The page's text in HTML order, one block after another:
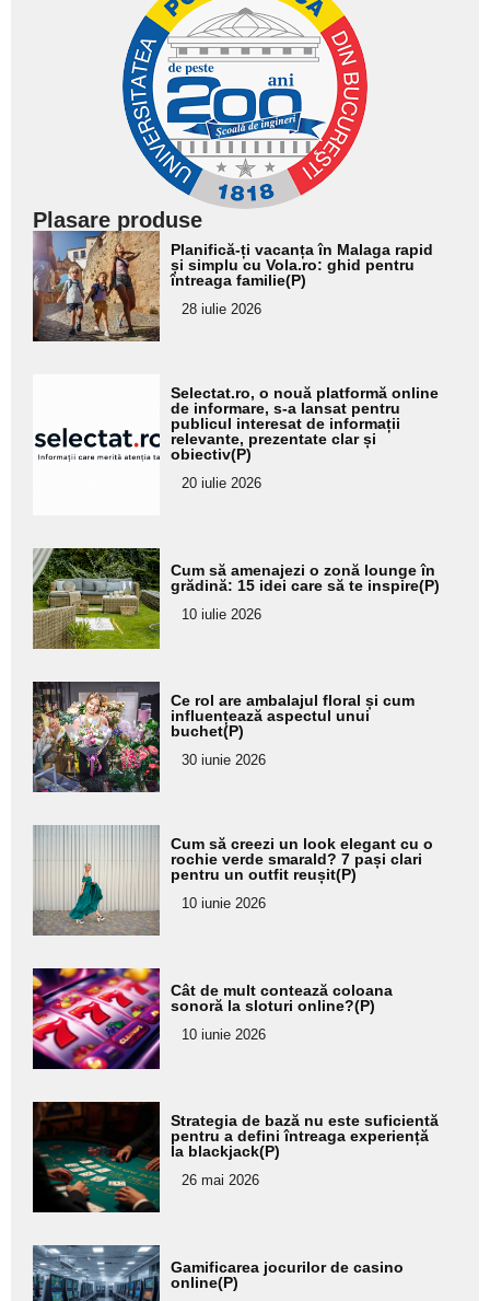
Plasare produse
Adaugă
aici textul
pentru
subtitlu
Planifică-ți vacanța în Malaga rapid
și simplu cu Vola.ro: ghid pentru
întreaga familie(P)
28 iulie 2026
pentru
subtitlu
Selectat.ro, o nouă platformă online
de informare, s-a lansat pentru
publicul interesat de informații
relevante, prezentate clar și
obiectiv(P)
20 iulie 2026
Adaugă
aici textul
pentru
subtitlu
Cum să amenajezi o zonă lounge în
grădină: 15 idei care să te inspire(P)
10 iulie 2026
Adaugă
aici textul
pentru
subtitlu
Ce rol are ambalajul floral și cum
influențează aspectul unui
buchet(P)
30 iunie 2026
Adaugă
aici textul
pentru
subtitlu
Cum să creezi un look elegant cu o
rochie verde smarald? 7 pași clari
pentru un outfit reușit(P)
10 iunie 2026
Adaugă
aici textul
pentru
subtitlu
Cât de mult contează coloana
sonoră la sloturi online?(P)
10 iunie 2026
Adaugă
aici textul
pentru
subtitlu
Strategia de bază nu este suficientă
pentru a defini întreaga experiență
la blackjack(P)
26 mai 2026
Adaugă
aici textul
Gamificarea jocurilor de casino
online(P)